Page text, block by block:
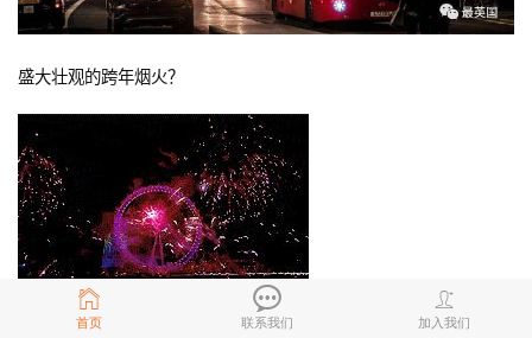
首页 联系我们 加入我们
盛大壮观的跨年烟火？